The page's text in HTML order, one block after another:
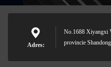
Adres:
No.1688 Xiyangxi
provincie